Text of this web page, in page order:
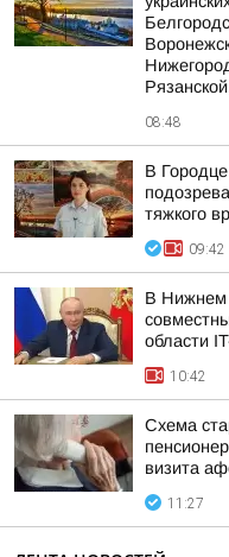
08:48
В
тяжкого
09:42
В Нижнем
области
10:42
Схема
визита
11:27